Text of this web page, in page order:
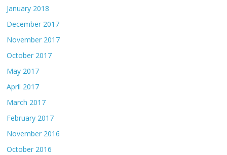
January 2018
December 2017
November 2017
October 2017
May 2017
April 2017
March 2017
February 2017
November 2016
October 2016